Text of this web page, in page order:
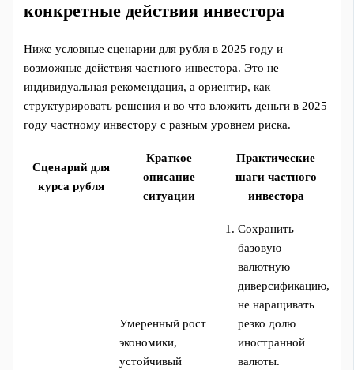
конкретные действия инвестора
Ниже условные сценарии для рубля в 2025 году и
возможные действия частного инвестора. Это не
индивидуальная рекомендация, а ориентир, как
структурировать решения и во что вложить деньги в 2025
году частному инвестору с разным уровнем риска.
Сценарий для
курса рубля
Краткое
описание
ситуации
Практические
шаги частного
инвестора
Умеренный рост
экономики,
устойчивый
Сохранить
базовую
валютную
диверсификацию,
не наращивать
резко долю
иностранной
валюты.